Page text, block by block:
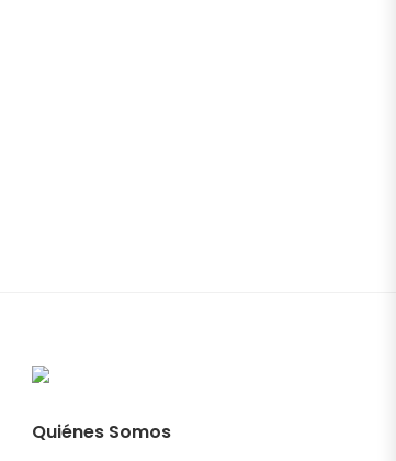
Quiénes Somos